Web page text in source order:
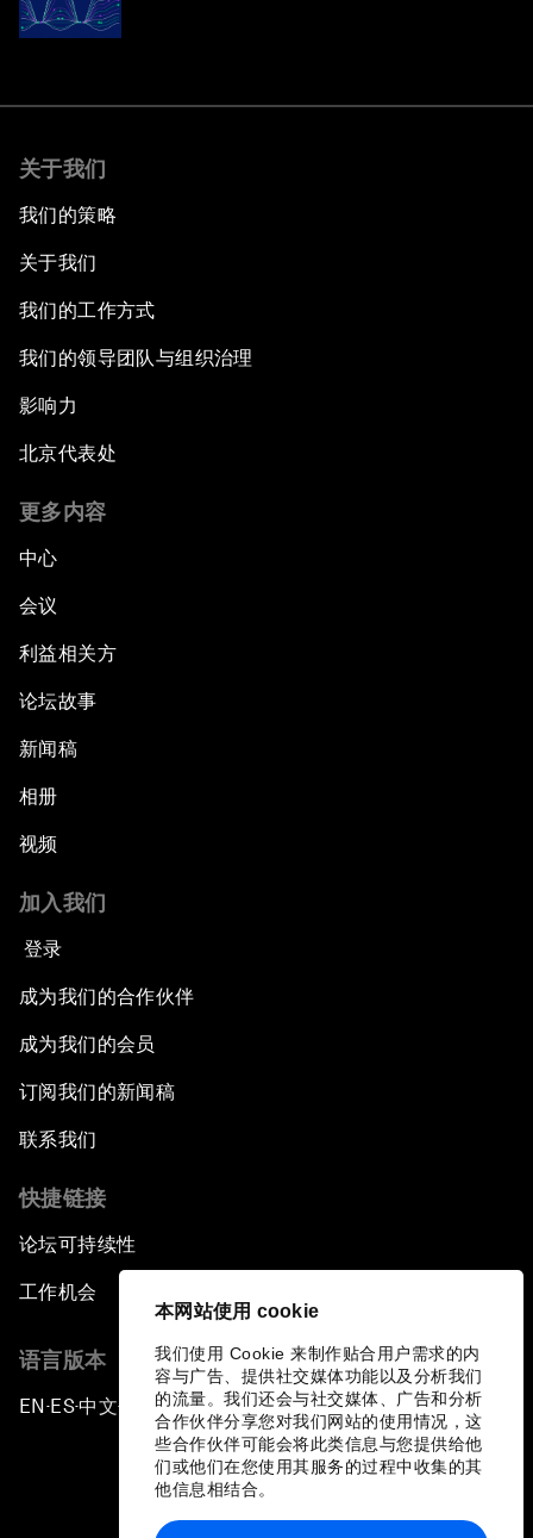
本网站使用 cookie
我们使用 Cookie 来制作贴合用户需求的内
容与广告、提供社交媒体功能以及分析我们
的流量。我们还会与社交媒体、广告和分析
合作伙伴分享您对我们网站的使用情况，这
些合作伙伴可能会将此类信息与您提供给他
们或他们在您使用其服务的过程中收集的其
他信息相结合。
关于我们
我们的策略
关于我们
我们的工作方式
我们的领导团队与组织治理
影响力
北京代表处
更多内容
中心
会议
利益相关方
论坛故事
新闻稿
相册
视频
加入我们
登录
成为我们的合作伙伴
成为我们的会员
订阅我们的新闻稿
联系我们
快捷链接
论坛可持续性
工作机会
语言版本
EN ▪ ES▪中文▪ 日本語